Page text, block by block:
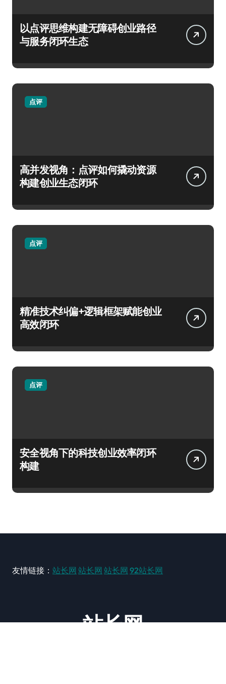
以点评思维构建无障碍创业路径
与服务闭环生态
点评
高并发视角：点评如何撬动资源
构建创业生态闭环
点评
精准技术纠偏+逻辑框架赋能创业
高效闭环
点评
安全视角下的科技创业效率闭环
构建
友情链接： 站长网 站长网 站长网 92站长网
站长网